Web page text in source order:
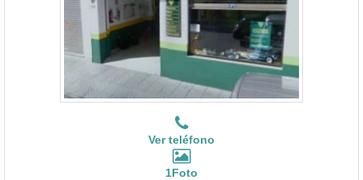
Ver teléfono
1Foto